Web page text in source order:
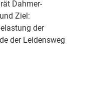
Dahmer-
Ziel:
der
der Leidensweg